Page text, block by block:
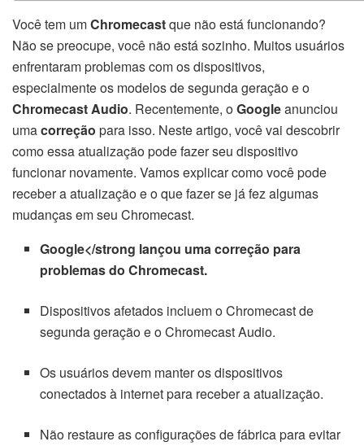
Você tem umChromecastque não está funcionando?
Não se preocupe, você não está sozinho. Muitos usuários
enfrentaram problemas com os dispositivos,
especialmente os modelos de segunda geração e o
Chromecast Audio. Recentemente, oGoogleanunciou
umacorreção para isso. Neste artigo, você vai descobrir
como essa atualização pode fazer seu dispositivo
funcionar novamente. Vamos explicar como você pode
receber a atualização e o que fazer se já fez algumas
mudanças em seu Chromecast.
Google</strong lançou uma correção para
problemas do Chromecast.
Dispositivos afetados incluem o Chromecast de
segunda geração e o Chromecast Audio.
Os usuários devem manter os dispositivos
conectados à internet para receber a atualização.
Não restaure as configurações de fábrica para evitar